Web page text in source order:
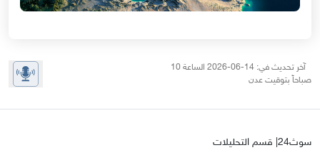
آخر تحديث في: 14-06-2026 الساعة 10
صباحاً بتوقيت عدن
سوث24| قسم التحليلات